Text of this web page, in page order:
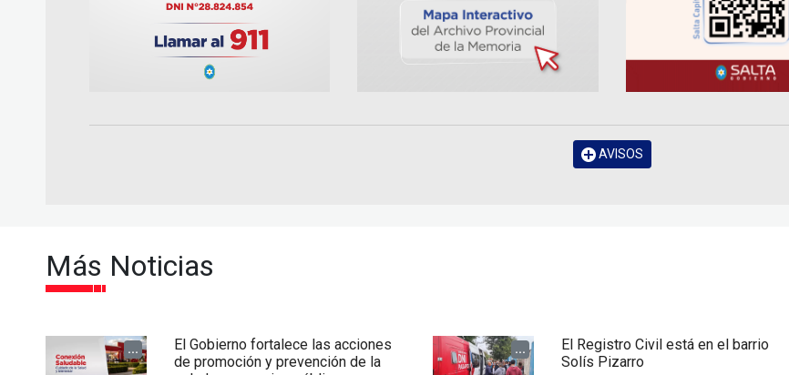
AVISOS
Más Noticias
...
El Gobierno fortalece las acciones
de promoción y prevención de la
...
El Registro Civil está en el barrio
Solís Pizarro